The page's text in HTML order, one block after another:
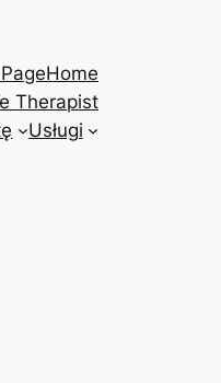
Home
Therapist
Usługi